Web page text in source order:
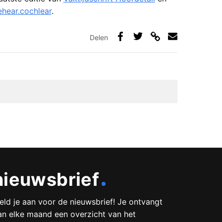
.
Delen
stil willen zetten, omdat het zo
onzichtbaar gebrek hebben… Je wordt
die het (nog) niet weten. Je loopt
je aan voor de nieuwsbrief! Je ontvangt
elke maand een overzicht van het